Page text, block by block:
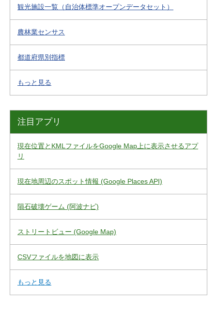
観光施設一覧（自治体標準オープンデータセット）
農林業センサス
都道府県別指標
もっと見る
注目アプリ
現在位置とKMLファイルをGoogle Map上に表示させるアプ
リ
現在地周辺のスポット情報 (Google Places API)
隕石破壊ゲーム (阿波ナビ)
ストリートビュー (Google Map)
CSVファイルを地図に表示
もっと見る